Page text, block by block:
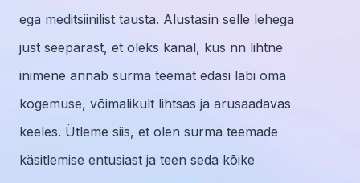
ega meditsiinilist tausta. Alustasin selle lehega
just seepärast, et oleks kanal, kus nn lihtne
inimene annab surma teemat edasi läbi oma
kogemuse, võimalikult lihtsas ja arusaadavas
keeles. Ütleme siis, et olen surma teemade
käsitlemise entusiast ja teen seda kõike